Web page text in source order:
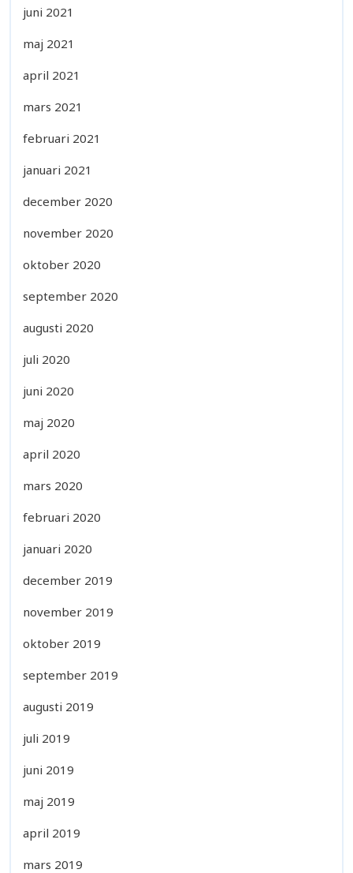
juni 2021
maj 2021
april 2021
mars 2021
februari 2021
januari 2021
december 2020
november 2020
oktober 2020
september 2020
augusti 2020
juli 2020
juni 2020
maj 2020
april 2020
mars 2020
februari 2020
januari 2020
december 2019
november 2019
oktober 2019
september 2019
augusti 2019
juli 2019
juni 2019
maj 2019
april 2019
mars 2019